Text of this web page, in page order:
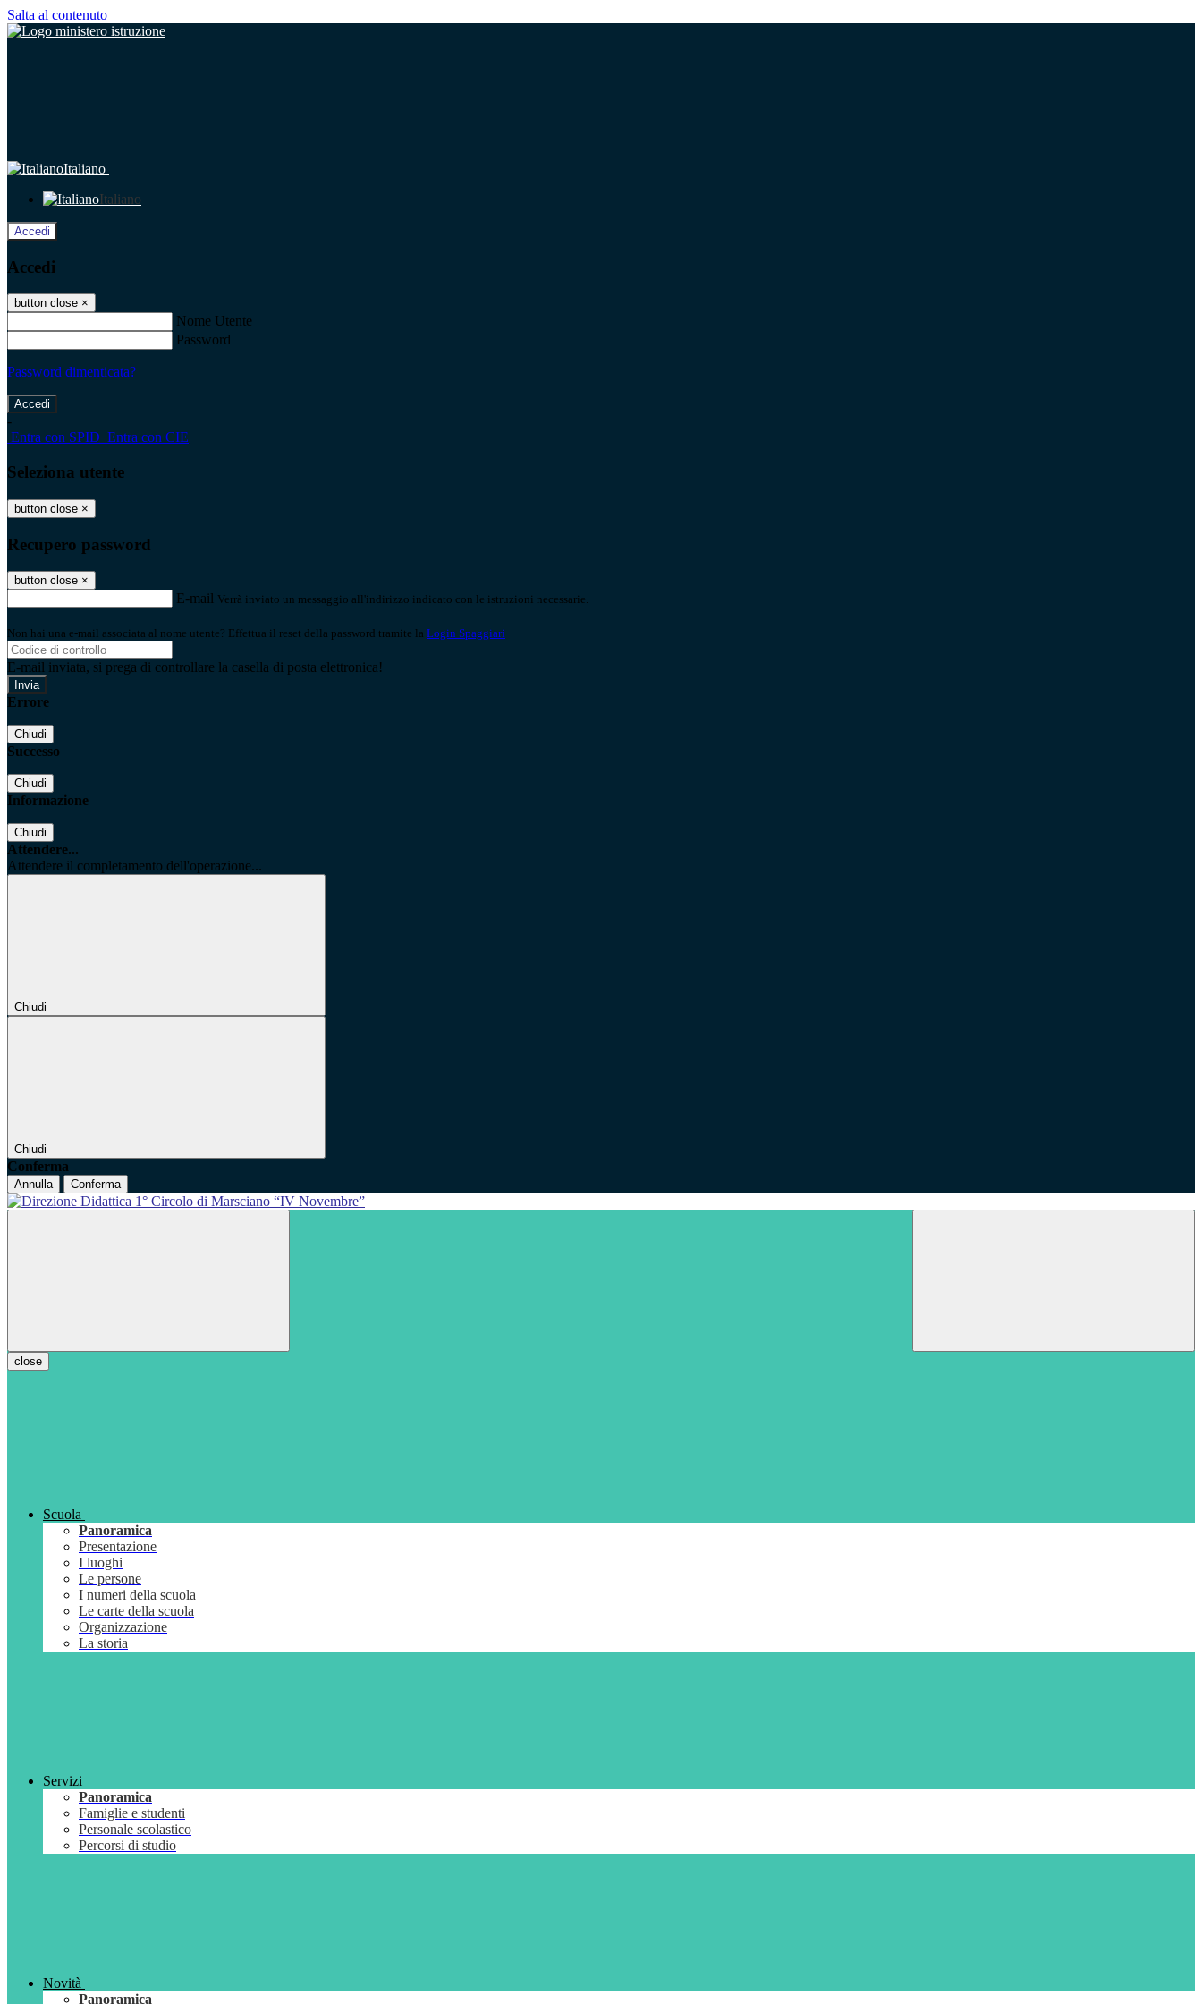
Salta al contenuto
Italiano
Italiano
Accedi
Accedi
button close ×
Nome Utente
Password
Password dimenticata?
-
Entra con SPID Entra con CIE
Seleziona utente
button close ×
Recupero password
button close ×
E-mail Verrà inviato un messaggio all'indirizzo indicato con le istruzioni necessarie.
Non hai una e-mail associata al nome utente? Effettua il reset della password tramite la Login Spaggiari
E-mail inviata, si prega di controllare la casella di posta elettronica!
Errore
Chiudi
Successo
Chiudi
Informazione
Chiudi
Attendere...
Attendere il completamento dell'operazione...
Chiudi
Chiudi
Conferma
Annulla Conferma
close
Scuola
Panoramica
Presentazione
I luoghi
Le persone
I numeri della scuola
Le carte della scuola
Organizzazione
La storia
Servizi
Panoramica
Famiglie e studenti
Personale scolastico
Percorsi di studio
Novità
Panoramica